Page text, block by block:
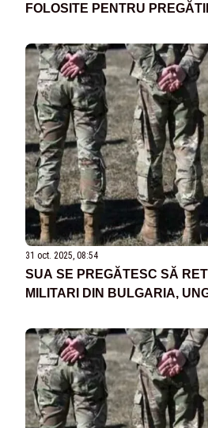
FOLOSITE PENTRU
31 oct. 2025, 08:54
SUA SE PREGĂTESC SĂ
MILITARI DIN BULGARIA,